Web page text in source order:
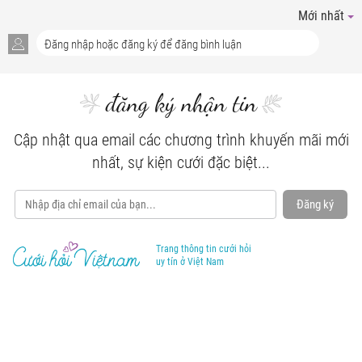
Mới nhất
đăng ký nhận tin
Cập nhật qua email các chương trình khuyến mãi mới
nhất, sự kiện cưới đặc biệt...
Đăng ký
Trang thông tin cưới hỏi
uy tín ở Việt Nam